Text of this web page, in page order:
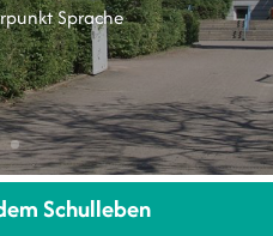
Sprache
Schulleben